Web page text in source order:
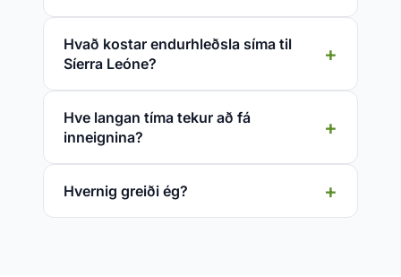
Hvað kostar endurhleðsla síma til
Síerra Leóne?
Hve langan tíma tekur að fá
inneignina?
Hvernig greiði ég?